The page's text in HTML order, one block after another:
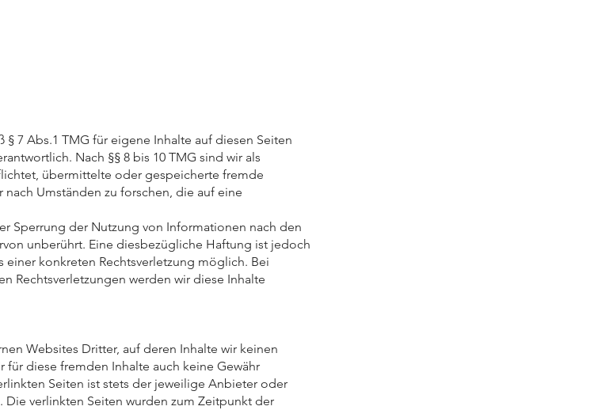
7 Abs.1 TMG für eigene Inhalte auf diesen Seiten
Nach §§ 8 bis 10 TMG sind wir als
übermittelte oder gespeicherte fremde
Umständen zu forschen, die auf eine
Sperrung der Nutzung von Informationen nach den
unberührt. Eine diesbezügliche Haftung ist jedoch
konkreten Rechtsverletzung möglich. Bei
Rechtsverletzungen werden wir diese Inhalte
Websites Dritter, auf deren Inhalte wir keinen
für diese fremden Inhalte auch keine Gewähr
Seiten ist stets der jeweilige Anbieter oder
Die verlinkten Seiten wurden zum Zeitpunkt der